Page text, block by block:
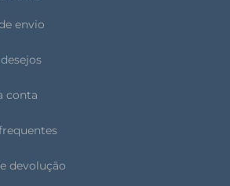
envio
conta
devolução